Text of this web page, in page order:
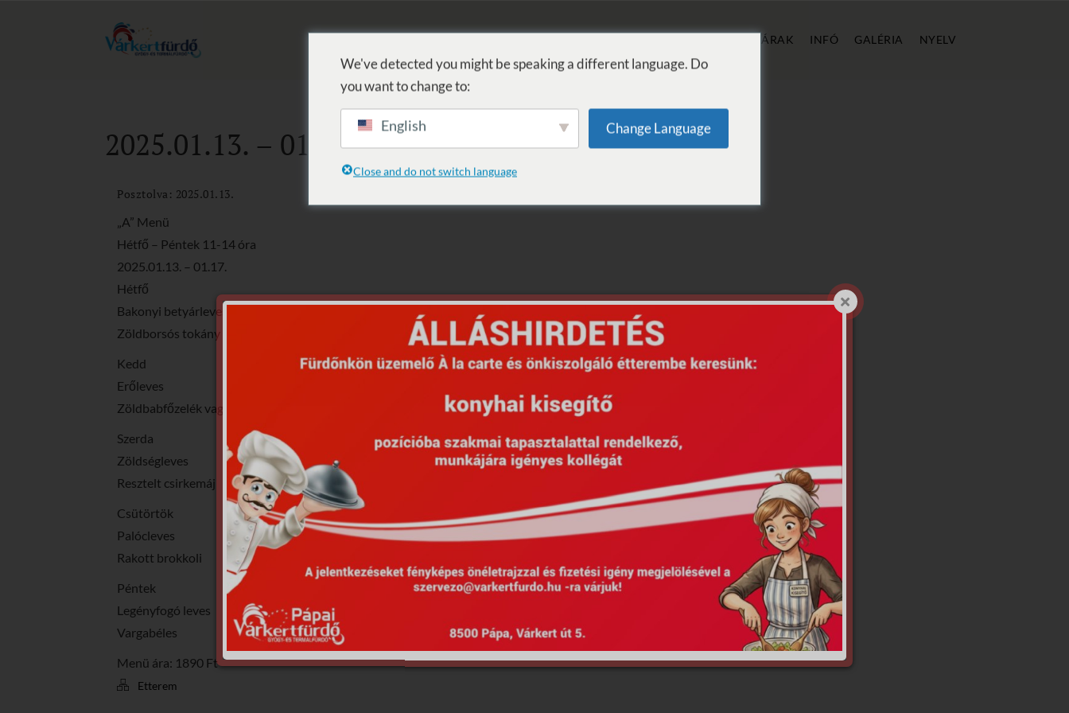
ÁRAK INFÓ GALÉRIA NYELV
2025.01.13. – 01.19.
Posztolva: 2025.01.13.
„A” Menü
Hétfő – Péntek 11-14 óra
2025.01.13. – 01.17.
Hétfő
Bakonyi betyárleves
Zöldborsós tokány tésztával
Kedd
Erőleves
Zöldbabfőzelék vagdalttal
Szerda
Zöldségleves
Resztelt csirkemáj
Csütörtök
Palócleves
Rakott brokkoli
Péntek
Legényfogó leves
Vargabéles
Menü ára: 1890 Ft
Etterem
We've detected you might be speaking a different language. Do
you want to change to:
English Change Language
Close and do not switch language